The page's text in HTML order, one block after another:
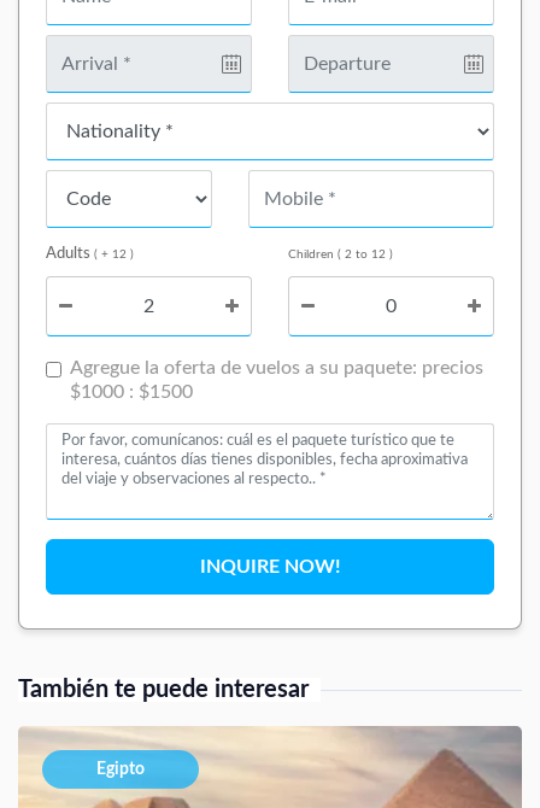
Adults ( + 12 ) Children ( 2 to 12 )
Agregue la oferta de vuelos a su paquete: precios
$1000 : $1500
INQUIRE NOW!
También te puede interesar
Egipto